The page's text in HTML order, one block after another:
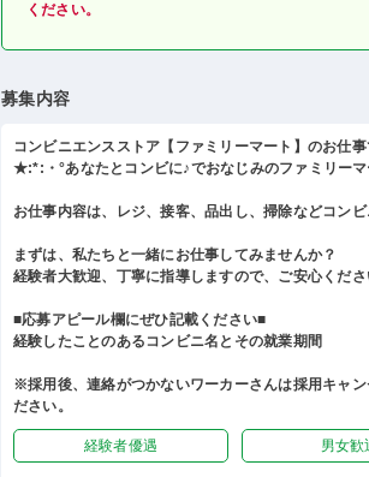
ください。
募集内容
コンビニエンスストア【ファミリーマート】のお仕事
★:*:・°あなたとコンビに♪でおなじみのファミリー
お仕事内容は、レジ、接客、品出し、掃除などコンビ
まずは、私たちと一緒にお仕事してみませんか？
経験者大歓迎、丁寧に指導しますので、ご安心くださ
■応募アピール欄にぜひ記載ください■
経験したことのあるコンビニ名とその就業期間
※採用後、連絡がつかないワーカーさんは採用キャ
ださい。
経験者優遇 男女歓